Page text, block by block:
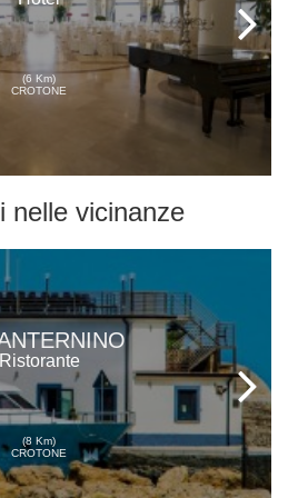
(6 Km)
CROTONE
nelle vicinanze
Ristorante
(8 Km)
CROTONE